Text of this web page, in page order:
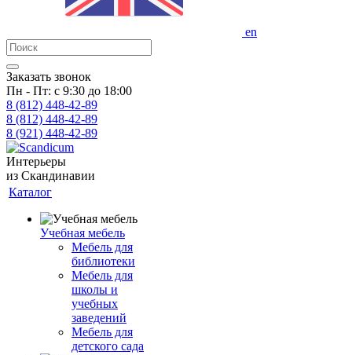
en
Заказать звонок
Пн - Пт: с 9:30 до 18:00
8 (812) 448-42-89
8 (812) 448-42-89
8 (921) 448-42-89
Интерьеры
из Скандинавии
Каталог
Учебная мебель
Мебель для
библиотеки
Мебель для
школы и
учебных
заведений
Мебель для
детского сада